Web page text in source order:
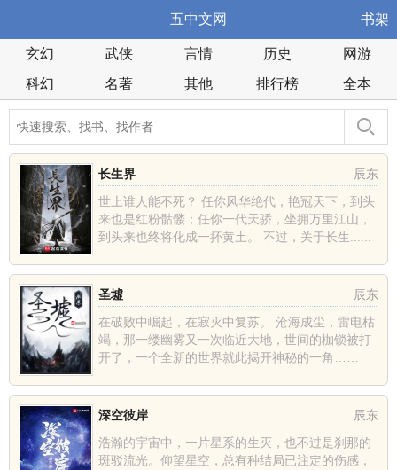
五中文网 书架
玄幻 武侠 言情 历史
网游
科幻
名著 其他 排行榜 全本
辰东
长生界
世上谁人能不死？ 任你风华绝代，艳冠天下，到头
来也是红粉骷髅；任你一代天骄，坐拥万里江山，
到头来也终将化成一抔黄土。 不过，关于长生......
辰东
圣墟
在破败中崛起，在寂灭中复苏。 沧海成尘，雷电枯
竭，那一缕幽雾又一次临近大地，世间的枷锁被打
开了，一个全新的世界就此揭开神秘的一角……
辰东
深空彼岸
浩瀚的宇宙中，一片星系的生灭，也不过是刹那的
斑驳流光。仰望星空，总有种结局已注定的伤感，